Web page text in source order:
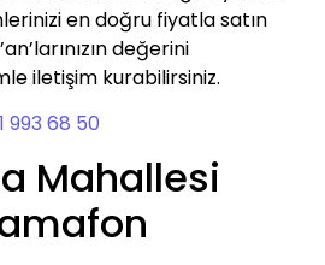
en doğru fiyatla satın
değerini
iletişim kurabilirsiniz.
993 68 50
Mahallesi